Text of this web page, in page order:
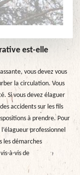
est-elle
vous devez vous
la circulation. Vous
Si vous devez élaguer
accidents sur les fils
à prendre. Pour
professionnel
les démarches
à-vis de